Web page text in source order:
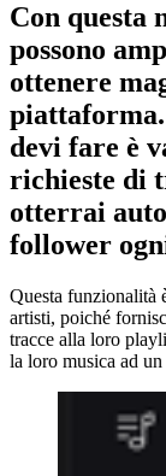
Con questa
possono
ottenere
devi fare è
richieste di
otterrai
follower
Questa funzionalità
artisti, poiché
tracce alla loro
la loro musica ad